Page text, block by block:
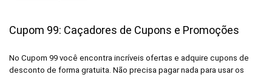
Cupom 99: Caçadores de Cupons e Promoções
No Cupom 99 você encontra incríveis ofertas e adquire cupons de
desconto de forma gratuita. Não precisa pagar nada para usar os